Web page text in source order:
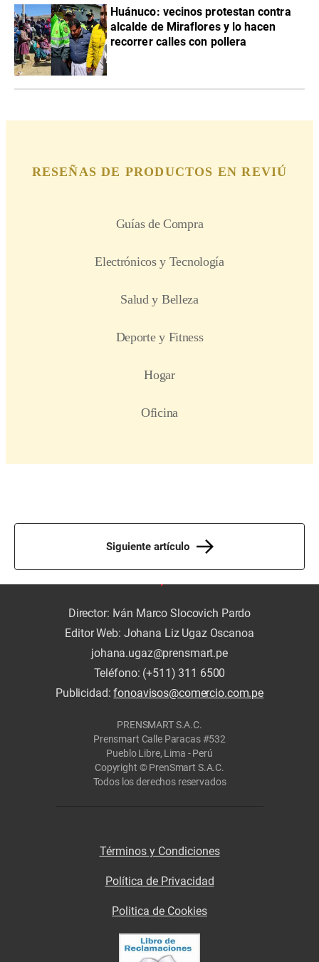
Huánuco: vecinos protestan contra
alcalde de Miraflores y lo hacen
recorrer calles con pollera
Siguiente artículo
Director: Iván Marco Slocovich Pardo
Editor Web: Johana Liz Ugaz Oscanoa
johana.ugaz@prensmart.pe
Teléfono: (+511) 311 6500
Publicidad:fonoavisos@comercio.com.pe
PRENSMART S.A.C.
Prensmart Calle Paracas #532
Pueblo Libre, Lima - Perú
Copyright © PrenSmart S.A.C.
Todos los derechos reservados
Términos y Condiciones
Política de Privacidad
Politica de Cookies